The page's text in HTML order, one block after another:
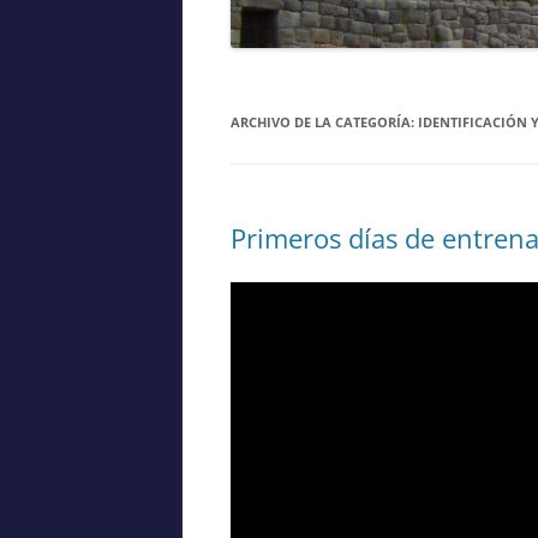
ARCHIVO DE LA CATEGORÍA: IDENTIFICACIÓN
Primeros días de